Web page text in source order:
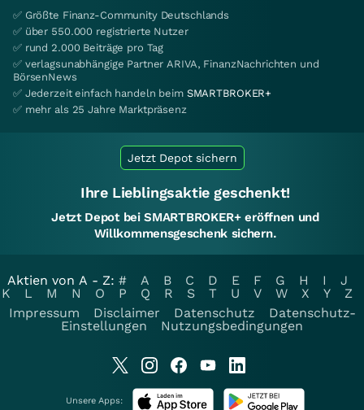
✅ Größte Finanz-Community Deutschlands
✅ über 550.000 registrierte Nutzer
✅ rund 2.000 Beiträge pro Tag
✅ verlagsunabhängige Partner ARIVA, FinanzNachrichten und
BörsenNews
✅ Jederzeit einfach handeln beim SMARTBROKER+
✅ mehr als 25 Jahre Marktpräsenz
Jetzt Depot sichern
Ihre Lieblingsaktie geschenkt!
Jetzt Depot bei SMARTBROKER+ eröffnen und
Willkommensgeschenk sichern.
Aktien von A - Z: # A B C D E F G H I
J
K
L M N O P Q R S T U V W X Y
Z
Impressum
Disclaimer Datenschutz
Datenschutz-
Einstellungen
Nutzungsbedingungen
Unsere Apps: